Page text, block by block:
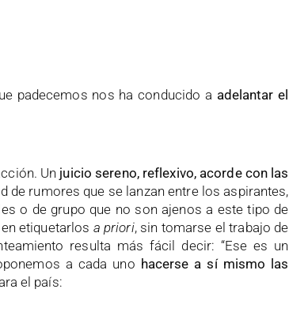
padecemos nos ha conducido a adelantar el
Un juicio sereno, reflexivo, acorde con las
de rumores que se lanzan entre los aspirantes,
o de grupo que no son ajenos a este tipo de
etiquetarlos a priori, sin tomarse el trabajo de
resulta más fácil decir: “Ese es un
a cada uno hacerse a sí mismo las
el país: